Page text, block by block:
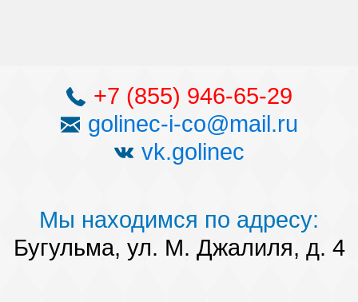
+7 (855) 946-65-29
golinec-i-co@mail.ru
vk.golinec
Мы находимся по адресу:
Бугульма, ул. М. Джалиля, д. 4